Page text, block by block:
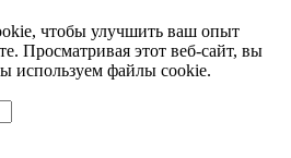
чтобы улучшить ваш опыт
Просматривая этот веб-сайт, вы
используем файлы cookie.